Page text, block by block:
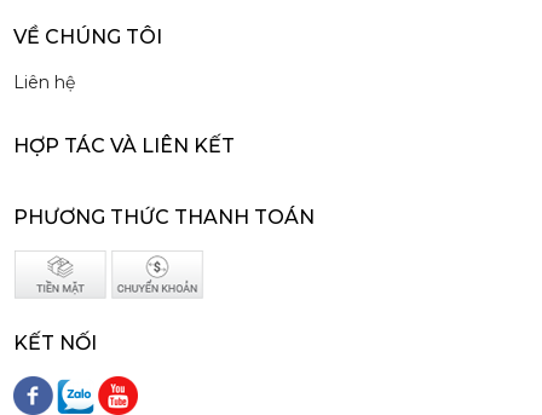
215,000 đ
VỀ CHÚNG TÔI
Liên hệ
HỢP TÁC VÀ LIÊN KẾT
PHƯƠNG THỨC THANH TOÁN
KẾT NỐI